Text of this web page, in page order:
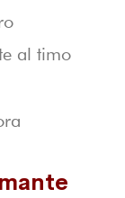
al timo